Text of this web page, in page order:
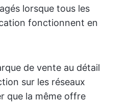
lorsque tous les
fonctionnent en
de vente au détail
sur les réseaux
que la même offre